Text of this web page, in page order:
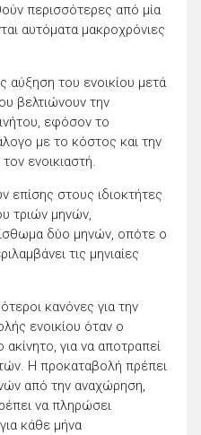
περισσότερες από μία
αυτόματα μακροχρόνιες
αύξηση του ενοικίου μετά
βελτιώνουν την
εφόσον το
με το κόστος και την
ενοικιαστή.
επίσης στους ιδιοκτήτες
τριών μηνών,
δύο μηνών, οπότε ο
τις μηνιαίες
κανόνες για την
ενοικίου όταν ο
ακίνητο, για να αποτραπεί
Η προκαταβολή πρέπει
από την αναχώρηση,
να πληρώσει
κάθε μήνα